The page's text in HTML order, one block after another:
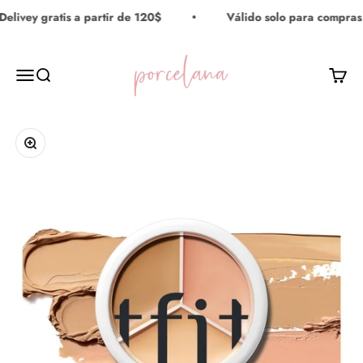
Ir al contenido
gratis a partir de 120$ Válido solo para compras
MenúBuscar
Porcelana Maquillaje
Carrito
Zoom